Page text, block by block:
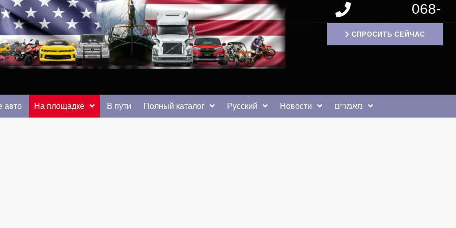
от auto.km.ua
068-
1171994
СПРОСИТЬ СЕЙЧАС
авто На площадке В пути Полный каталог Русский Новости מאמרים